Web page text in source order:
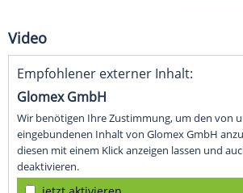
Video
Empfohlener externer Inhalt:
Glomex GmbH
Wir benötigen Ihre Zustimmung, um den von
eingebundenen Inhalt von Glomex GmbH
diesen mit einem Klick anzeigen lassen und
deaktivieren.